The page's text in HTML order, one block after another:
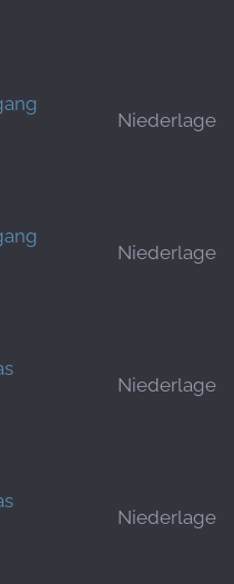
Niederlage
Niederlage
Niederlage
Niederlage